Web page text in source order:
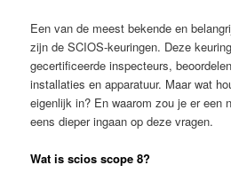
Een van de meest bekende en
zijn de SCIOS-keuringen. Deze
gecertificeerde inspecteurs,
installaties en apparatuur. Maar wat
eigenlijk in? En waarom zou je er een
eens dieper ingaan op deze vragen.
Wat is scios scope 8?